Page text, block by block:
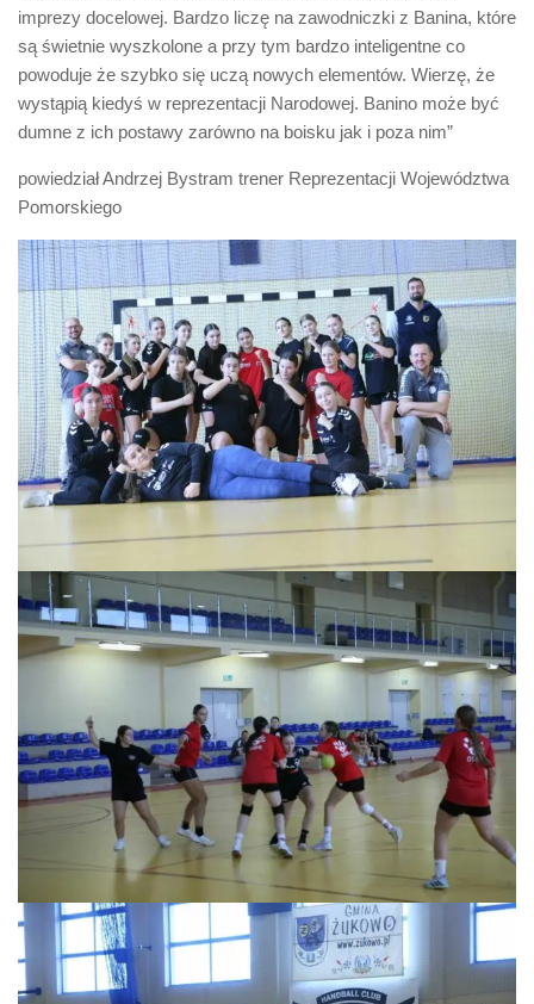
imprezy docelowej. Bardzo liczę na zawodniczki z Banina, które
są świetnie wyszkolone a przy tym bardzo inteligentne co
powoduje że szybko się uczą nowych elementów. Wierzę, że
wystąpią kiedyś w reprezentacji Narodowej. Banino może być
dumne z ich postawy zarówno na boisku jak i poza nim”
powiedział Andrzej Bystram trener Reprezentacji Województwa
Pomorskiego